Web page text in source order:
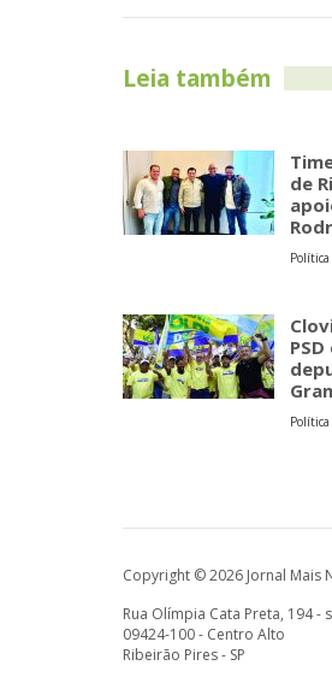
Leia também
de
Copyright © 2026 Jornal Mais
Rua Olímpia Cata Preta, 194 -
09424-100 - Centro Alto
Ribeirão Pires - SP